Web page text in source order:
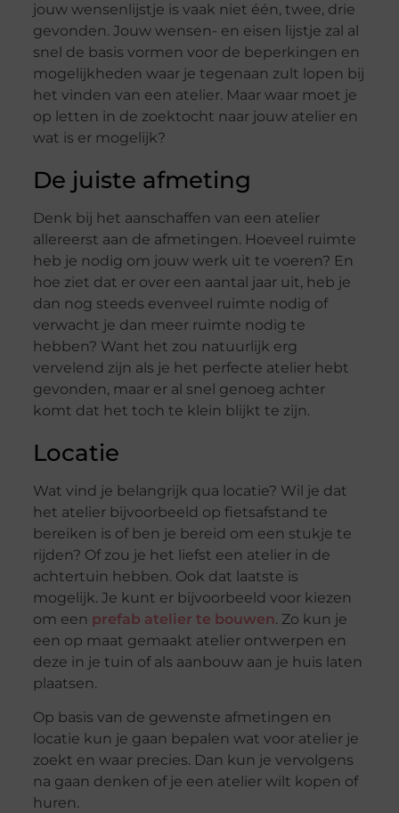
jouw wensenlijstje is vaak niet één, twee, drie
gevonden. Jouw wensen- en eisen lijstje zal al
snel de basis vormen voor de beperkingen en
mogelijkheden waar je tegenaan zult lopen bij
het vinden van een atelier. Maar waar moet je
op letten in de zoektocht naar jouw atelier en
wat is er mogelijk?
De juiste afmeting
Denk bij het aanschaffen van een atelier
allereerst aan de afmetingen. Hoeveel ruimte
heb je nodig om jouw werk uit te voeren? En
hoe ziet dat er over een aantal jaar uit, heb je
dan nog steeds evenveel ruimte nodig of
verwacht je dan meer ruimte nodig te
hebben? Want het zou natuurlijk erg
vervelend zijn als je het perfecte atelier hebt
gevonden, maar er al snel genoeg achter
komt dat het toch te klein blijkt te zijn.
Locatie
Wat vind je belangrijk qua locatie? Wil je dat
het atelier bijvoorbeeld op fietsafstand te
bereiken is of ben je bereid om een stukje te
rijden? Of zou je het liefst een atelier in de
achtertuin hebben. Ook dat laatste is
mogelijk. Je kunt er bijvoorbeeld voor kiezen
om een prefab atelier te bouwen. Zo kun je
een op maat gemaakt atelier ontwerpen en
deze in je tuin of als aanbouw aan je huis laten
plaatsen.
Op basis van de gewenste afmetingen en
locatie kun je gaan bepalen wat voor atelier je
zoekt en waar precies. Dan kun je vervolgens
na gaan denken of je een atelier wilt kopen of
huren.